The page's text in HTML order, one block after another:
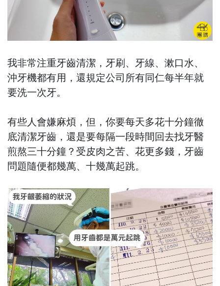
我非常注重牙齒清潔，牙刷、牙線、漱口水、
沖牙機都有用，還規定公司所有同仁每半年就
要洗一次牙。
有些人會嫌麻煩，但，你要每天多花十分鐘徹
底清潔牙齒，還是要每隔一段時間回去找牙醫
煎熬三十分鐘？受皮肉之苦、花更多錢，牙齒
問題隨便都幾萬、十幾萬起跳。